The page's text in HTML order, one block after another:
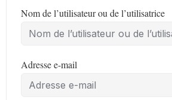
Nom de l’utilisateur ou de l’utilisatrice
Adresse e-mail